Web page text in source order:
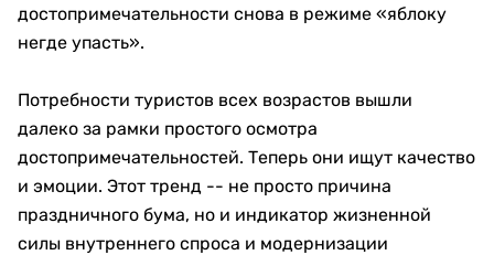
достопримечательности снова в режиме «яблоку
негде упасть».
Потребности туристов всех возрастов вышли
далеко за рамки простого осмотра
достопримечательностей. Теперь они ищут качество
и эмоции. Этот тренд -- не просто причина
праздничного бума, но и индикатор жизненной
силы внутреннего спроса и модернизации